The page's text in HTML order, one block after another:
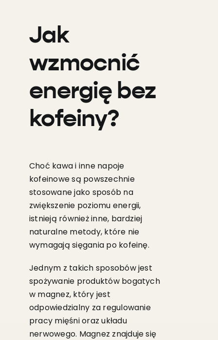
Jak
wzmocnić
energię bez
kofeiny?
Choć kawa i inne napoje
kofeinowe są powszechnie
stosowane jako sposób na
zwiększenie poziomu energii,
istnieją również inne, bardziej
naturalne metody, które nie
wymagają sięgania po kofeinę.
Jednym z takich sposobów jest
spożywanie produktów bogatych
w magnez, który jest
odpowiedzialny za regulowanie
pracy mięśni oraz układu
nerwowego. Magnez znajduje się